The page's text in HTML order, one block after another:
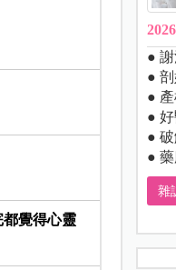
覺得心靈
●
●
●
●
●
●
雜